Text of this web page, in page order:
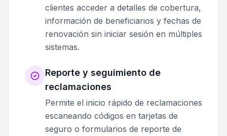
clientes acceder a detalles de cobertura,
información de beneficiarios y fechas de
renovación sin iniciar sesión en múltiples
sistemas.
Reporte y seguimiento de
reclamaciones
Permite el inicio rápido de reclamaciones
escaneando códigos en tarjetas de
seguro o formularios de reporte de